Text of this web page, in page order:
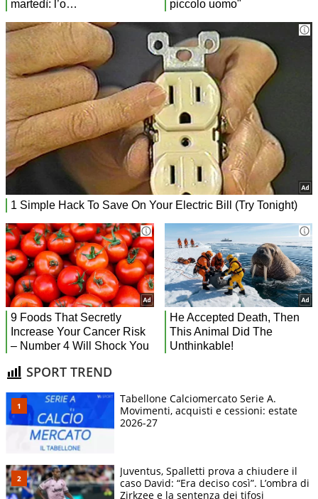
SPORT TREND
Tabellone Calciomercato Serie A.
Movimenti, acquisti e cessioni: estate
2026-27
Juventus, Spalletti prova a chiudere il
caso David: “Era deciso così”. L’ombra di
Zirkzee e la sentenza dei tifosi